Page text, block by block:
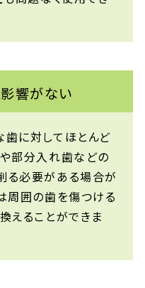
響がない
歯に対してほとんど
部分入れ歯などの
る必要がある場合が
周囲の歯を傷つける
えることができま